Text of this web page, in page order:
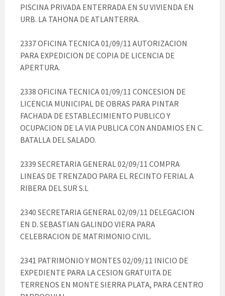
PISCINA PRIVADA ENTERRADA EN SU VIVIENDA EN
URB. LA TAHONA DE ATLANTERRA.
2337 OFICINA TECNICA 01/09/11 AUTORIZACION
PARA EXPEDICION DE COPIA DE LICENCIA DE
APERTURA.
2338 OFICINA TECNICA 01/09/11 CONCESION DE
LICENCIA MUNICIPAL DE OBRAS PARA PINTAR
FACHADA DE ESTABLECIMIENTO PUBLICO Y
OCUPACION DE LA VIA PUBLICA CON ANDAMIOS EN C.
BATALLA DEL SALADO.
2339 SECRETARIA GENERAL 02/09/11 COMPRA
LINEAS DE TRENZADO PARA EL RECINTO FERIAL A
RIBERA DEL SUR S.L
2340 SECRETARIA GENERAL 02/09/11 DELEGACION
EN D. SEBASTIAN GALINDO VIERA PARA
CELEBRACION DE MATRIMONIO CIVIL.
2341 PATRIMONIO Y MONTES 02/09/11 INICIO DE
EXPEDIENTE PARA LA CESION GRATUITA DE
TERRENOS EN MONTE SIERRA PLATA, PARA CENTRO